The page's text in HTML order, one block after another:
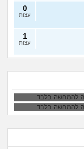
0
עצות
1
עצות
עצות
0
1
עצות
מהצבא
אפשר